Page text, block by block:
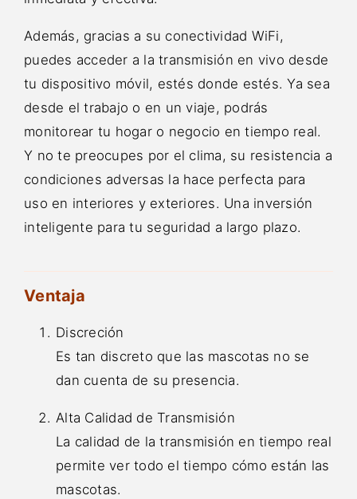
Además, gracias a su conectividad WiFi,
puedes acceder a la transmisión en vivo desde
tu dispositivo móvil, estés donde estés. Ya sea
desde el trabajo o en un viaje, podrás
monitorear tu hogar o negocio en tiempo real.
Y no te preocupes por el clima, su resistencia a
condiciones adversas la hace perfecta para
uso en interiores y exteriores. Una inversión
inteligente para tu seguridad a largo plazo.
Ventaja
Discreción
Es tan discreto que las mascotas no se
dan cuenta de su presencia.
Alta Calidad de Transmisión
La calidad de la transmisión en tiempo real
permite ver todo el tiempo cómo están las
mascotas.